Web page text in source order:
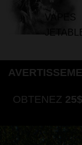
VAPES
OBTENEZ